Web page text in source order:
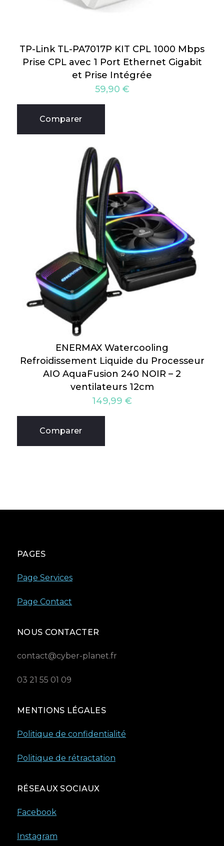
TP-Link TL-PA7017P KIT CPL 1000 Mbps
Prise CPL avec 1 Port Ethernet Gigabit
et Prise Intégrée
59,90 €
Comparer
ENERMAX Watercooling
Refroidissement Liquide du Processeur
AIO AquaFusion 240 NOIR – 2
ventilateurs 12cm
149,99 €
Comparer
PAGES
Page Services
Page Contact
NOUS CONTACTER
contact@cyber-planet.fr
03 21 55 01 09
MENTIONS LÉGALES
Politique de confidentialité
Politique de rétractation
RÉSEAUX SOCIAUX
Facebook
Instagram